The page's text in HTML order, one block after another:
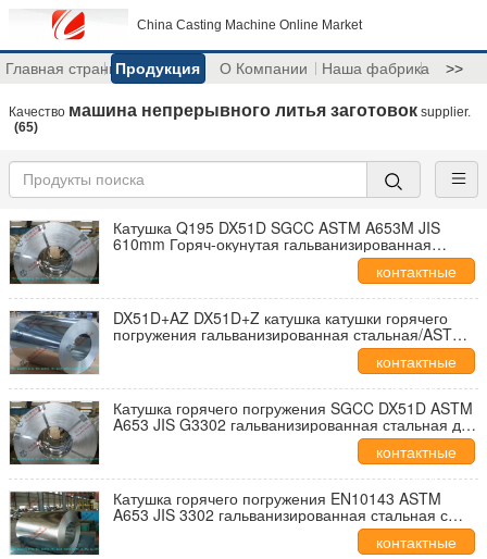
China Casting Machine Online Market
Главная страницаПродукция О Компании Наша фабрика >>
Качество машина непрерывного литья заготовок supplier.
(65)
Катушка Q195 DX51D SGCC ASTM A653M JIS
610mm Горяч-окунутая гальванизированная
стальная, катушка 0.14mm до 3.0mm стальная
контактные
данные
DX51D+AZ DX51D+Z катушка катушки горячего
погружения гальванизированная стальная/ASTM
контактные
данные
Катушка горячего погружения SGCC DX51D ASTM
A653 JIS G3302 гальванизированная стальная для
конструкции, толщины 0.14mm до 3.0mm
контактные
данные
Катушка горячего погружения EN10143 ASTM
A653 JIS 3302 гальванизированная стальная с
удостоверением личности катушки 508mm для
контактные